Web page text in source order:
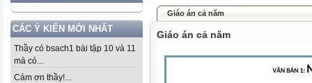
CÁC Ý KIẾN MỚI NHẤT
Thầy có bsach1 bài tập 10 và 11
mà có...
Cảm ơn thầy!...
Giáo án cả năm
Giáo án cả năm